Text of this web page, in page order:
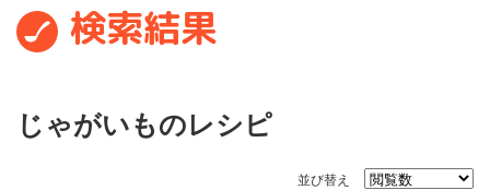
検索結果
じゃがいものレシピ
並び替え